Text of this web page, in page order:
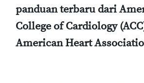
panduan terbaru dari
College of Cardiology
American Heart